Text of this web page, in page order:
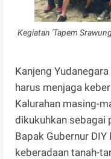
Kegiatan 'Tapem
Kanjeng
harus menjaga
Kalurahan masing-
dikukuhkan sebagai
Bapak Gubernur
keberadaan tanah-